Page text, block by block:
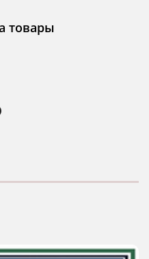
товары